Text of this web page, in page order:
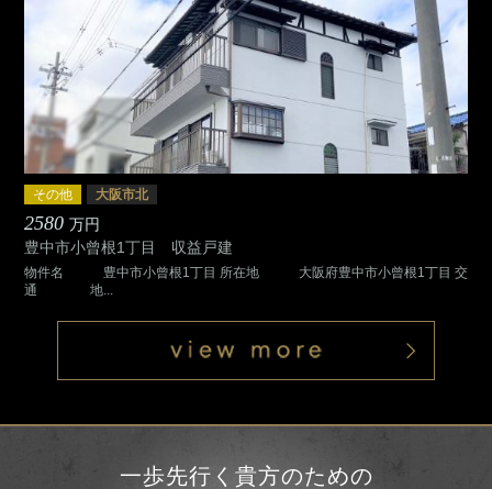
その他 大阪市北
2580 万円
豊中市小曾根1丁目 収益戸建
物件名 豊中市小曾根1丁目 所在地 大阪府豊中市小曾根1丁目 交
通 地...
一歩先行く貴方のための